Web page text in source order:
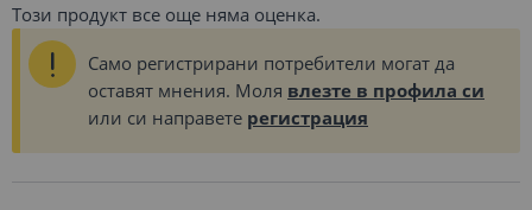
Този продукт все още няма оценка.
Само регистрирани потребители могат да
оставят мнения. Моля влезте в профила си
или си направете регистрация